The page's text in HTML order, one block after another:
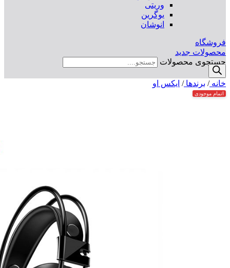
وریتی
یوگرین
انوشان
فروشگاه
محصولات جدید
جستجوی محصولات
خانه/ برندها/ ایکس او
اتمام موجودی